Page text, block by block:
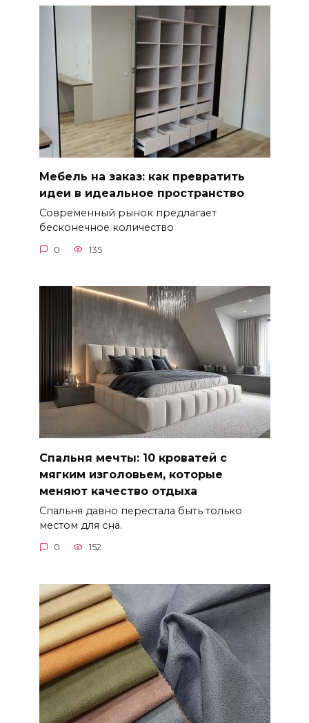
Мебель на заказ: как превратить
идеи в идеальное пространство
Современный рынок предлагает
бесконечное количество
0 135
Спальня мечты: 10 кроватей с
мягким изголовьем, которые
меняют качество отдыха
Спальня давно перестала быть только
местом для сна.
0 152